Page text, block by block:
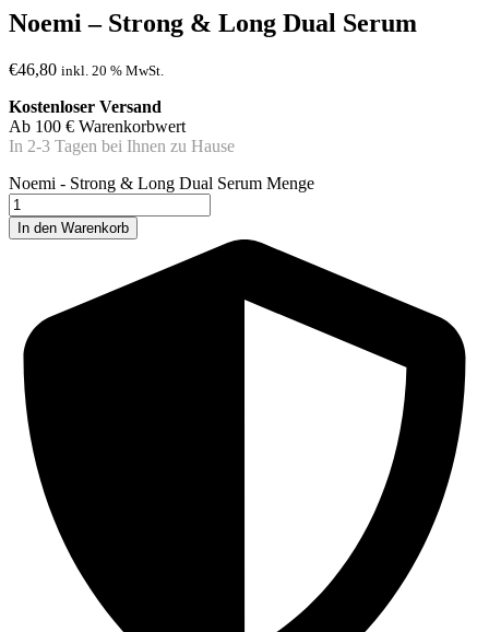
Noemi – Strong & Long Dual Serum
€46,80 inkl. 20 % MwSt.
Kostenloser Versand
Ab 100 € Warenkorbwert
In 2-3 Tagen bei Ihnen zu Hause
Noemi - Strong & Long Dual Serum Menge
In den Warenkorb